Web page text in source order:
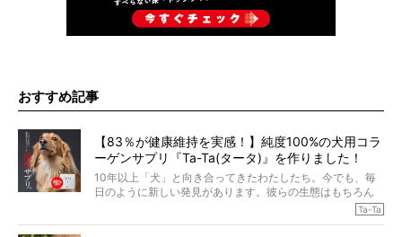
おすすめ記事
【83％が健康維持を実感！】純度100%の犬用コラ
ーゲンサプリ『Ta-Ta(タータ)』を作りました！
10年以上「犬」と向き合ってきたわたしたち。今でも、毎
日のように新しい発見があります。彼らの生態はもちろん
のこと、「食事」に関することも同じです。昔の犬は25年
も生きたといわれていますが、長生きの秘訣はバランスの
Ta-Ta